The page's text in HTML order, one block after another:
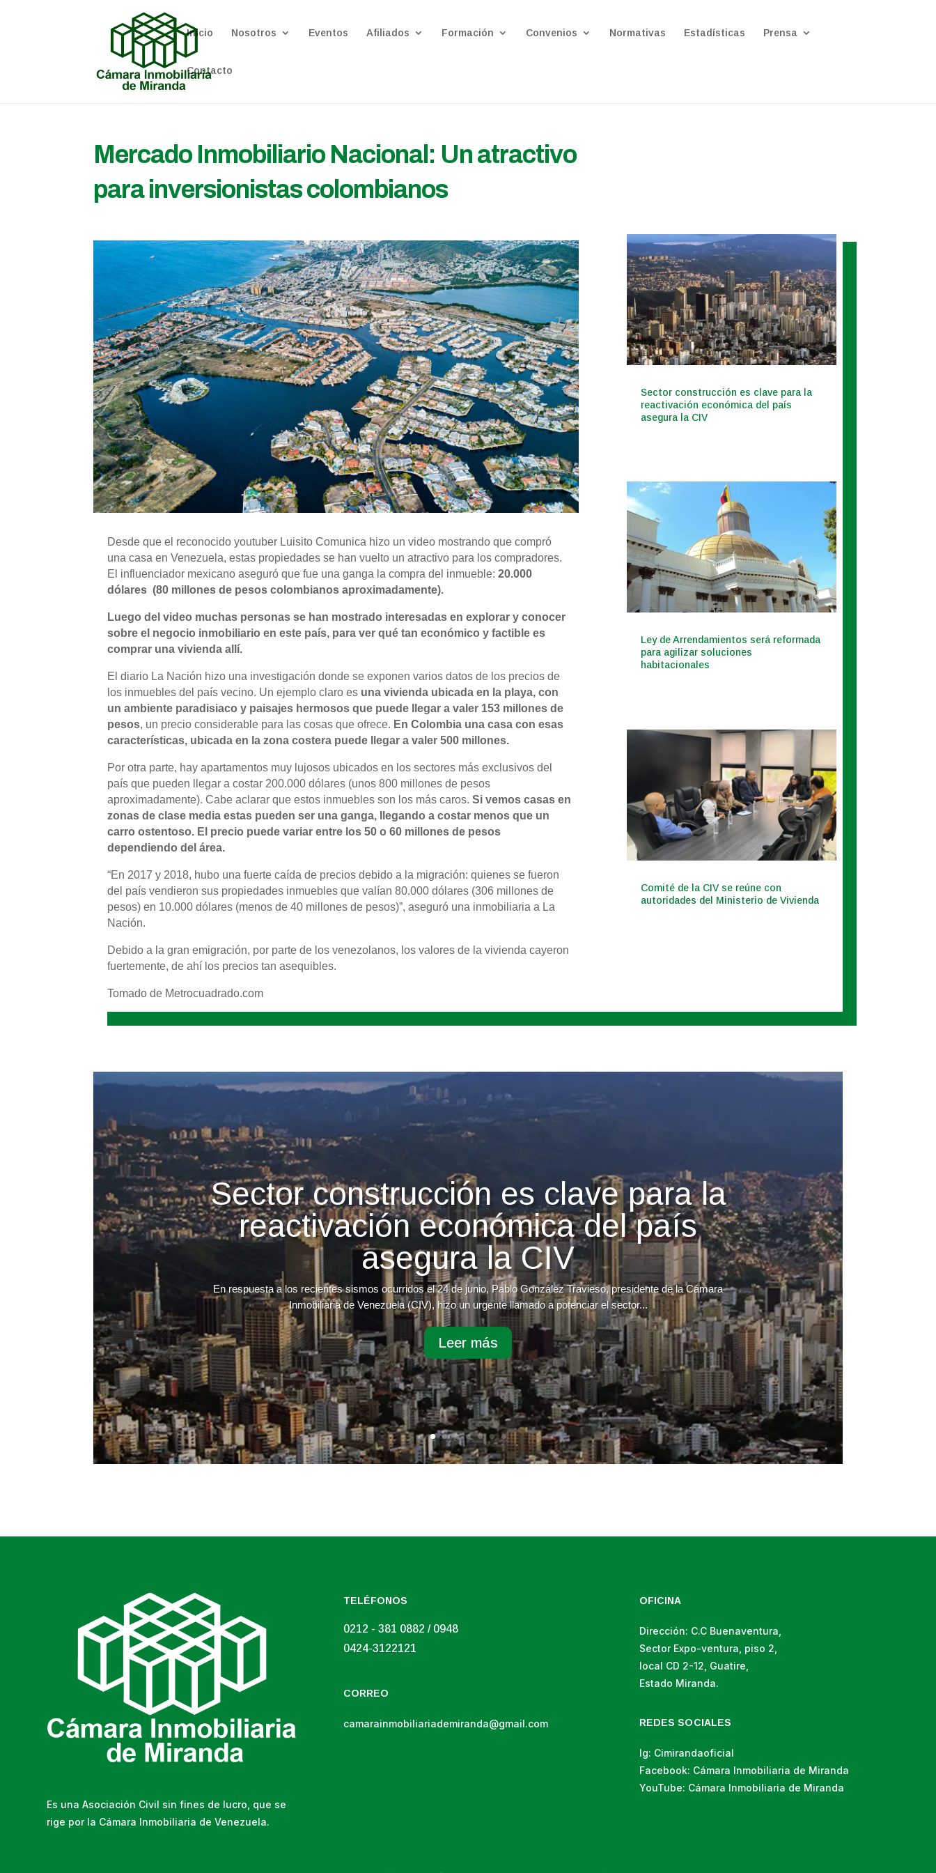
Inicio Nosotros Eventos Afiliados Formación Convenios Normativas Estadísticas Prensa
Contacto
Mercado Inmobiliario Nacional: Un atractivo
para inversionistas colombianos
Desde que el reconocido youtuber Luisito Comunica hizo un video mostrando que compró
una casa en Venezuela, estas propiedades se han vuelto un atractivo para los compradores.
El influenciador mexicano aseguró que fue una ganga la compra del inmueble:20.000
dólares (80 millones de pesos colombianos aproximadamente).
Luego del video muchas personas se han mostrado interesadas en explorar y conocer
sobre el negocio inmobiliario en este país, para ver qué tan económico y factible es
comprar una vivienda allí.
El diario La Nación hizo una investigación donde se exponen varios datos de los precios de
los inmuebles del país vecino. Un ejemplo claro es una vivienda ubicada en la playa, con
un ambiente paradisiaco y paisajes hermosos que puede llegar a valer 153 millones de
pesos, un precio considerable para las cosas que ofrece. En Colombia una casa con esas
características, ubicada en la zona costera puede llegar a valer 500 millones.
Por otra parte, hay apartamentos muy lujosos ubicados en los sectores más exclusivos del
país que pueden llegar a costar 200.000 dólares (unos 800 millones de pesos
aproximadamente). Cabe aclarar que estos inmuebles son los más caros.Si vemos casas en
zonas de clase media estas pueden ser una ganga, llegando a costar menos que un
carro ostentoso. El precio puede variar entre los 50 o 60 millones de pesos
dependiendo del área.
“En 2017 y 2018, hubo una fuerte caída de precios debido a la migración: quienes se fueron
del país vendieron sus propiedades inmuebles que valían 80.000 dólares (306 millones de
pesos) en 10.000 dólares (menos de 40 millones de pesos)”, aseguró una inmobiliaria a La
Nación.
Debido a la gran emigración, por parte de los venezolanos, los valores de la vivienda cayeron
fuertemente, de ahí los precios tan asequibles.
Tomado de Metrocuadrado.com
Sector construcción es clave para la
reactivación económica del país
asegura la CIV
Ley de Arrendamientos será reformada
para agilizar soluciones
habitacionales
Comité de la CIV se reúne con
autoridades del Ministerio de Vivienda
Sector construcción es clave para la
reactivación económica del país
asegura la CIV
En respuesta a los recientes sismos ocurridos el 24 de junio, Pablo González Travieso, presidente de la Cámara
Inmobiliaria de Venezuela (CIV), hizo un urgente llamado a potenciar el sector...
Leer más
Es una Asociación Civil sin fines de lucro, que se
rige por la Cámara Inmobiliaria de Venezuela.
TELÉFONOS
0212 - 381 0882 / 0948
0424-3122121
CORREO
camarainmobiliariademiranda@gmail.com
OFICINA
Dirección: C.C Buenaventura,
Sector Expo-ventura, piso 2,
local CD 2-12, Guatire,
Estado Miranda.
REDES SOCIALES
Ig: Cimirandaoficial
Facebook: Cámara Inmobiliaria de Miranda
YouTube: Cámara Inmobiliaria de Miranda